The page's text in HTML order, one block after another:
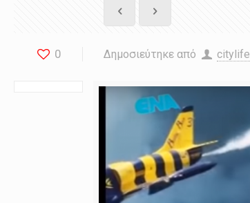
0 Δημοσιεύτηκε από citylife